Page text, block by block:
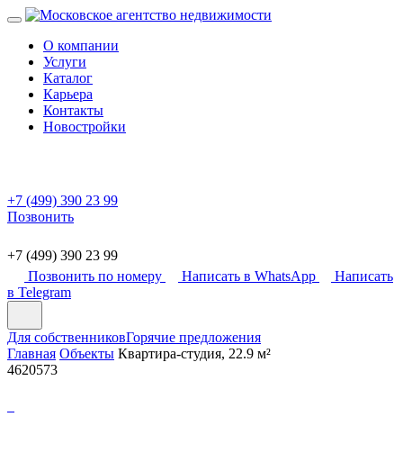
О компании
Услуги
Каталог
Карьера
Контакты
Новостройки
+7 (499) 390 23 99
Позвонить
+7 (499) 390 23 99
Позвонить по номеру
Написать в WhatsApp
Написать
в Telegram
Для собственниковГорячие предложения
Главная Объекты Квартира-студия, 22.9 м²
4620573